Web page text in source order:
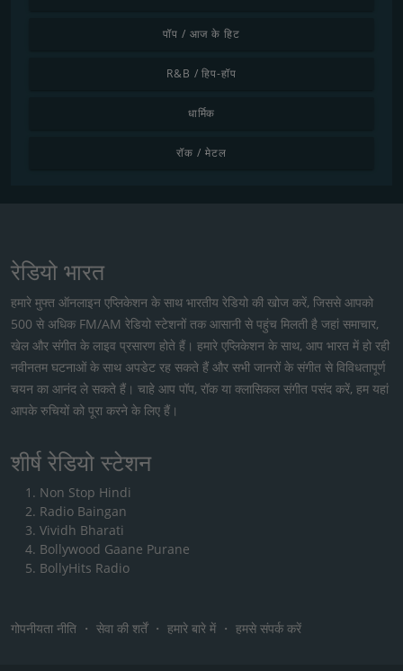
पॉप / आज के हिट
R&B / हिप-हॉप
धार्मिक
रॉक / मेटल
रेडियो भारत
हमारे मुफ्त ऑनलाइन एप्लिकेशन के साथ भारतीय रेडियो की खोज करें, जिससे आपको
500 से अधिक FM/AM रेडियो स्टेशनों तक आसानी से पहुंच मिलती है जहां समाचार,
खेल और संगीत के लाइव प्रसारण होते हैं। हमारे एप्लिकेशन के साथ, आप भारत में हो रही
नवीनतम घटनाओं के साथ अपडेट रह सकते हैं और सभी जानरों के संगीत से विविधतापूर्ण
चयन का आनंद ले सकते हैं। चाहे आप पॉप, रॉक या क्लासिकल संगीत पसंद करें, हम यहां
आपके रुचियों को पूरा करने के लिए हैं।
शीर्ष रेडियो स्टेशन
Non Stop Hindi
Radio Baingan
Vividh Bharati
Bollywood Gaane Purane
BollyHits Radio
गोपनीयता नीति ・ सेवा की शर्तें ・ हमारे बारे में ・ हमसे संपर्क करें